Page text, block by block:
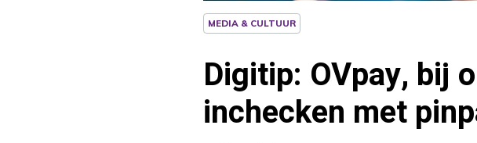
MEDIA & CULTUUR
Digitip: OVpay, bij
inchecken met